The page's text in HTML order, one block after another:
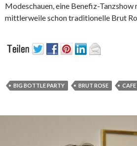
Modeschauen, eine Benefiz-
mittlerweile schon traditionelle Brut
BIG BOTTLE PARTY BRUT ROSE CAFE